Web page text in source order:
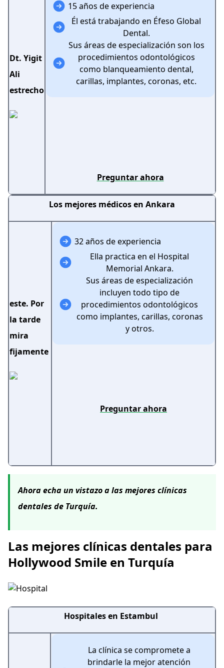
Dt. Yigit
Ali
estrecho
15 años de experiencia
Él está trabajando en Éfeso Global
Dental.
Sus áreas de especialización son los
procedimientos odontológicos
como blanqueamiento dental,
carillas, implantes, coronas, etc.
Preguntar ahora
Los mejores médicos en Ankara
este. Por
la tarde
mira
fijamente
32 años de experiencia
Ella practica en el Hospital
Memorial Ankara.
Sus áreas de especialización
incluyen todo tipo de
procedimientos odontológicos
como implantes, carillas, coronas
y otros.
Preguntar ahora
Ahora echa un vistazo a las mejores clínicas
dentales de Turquía.
Las mejores clínicas dentales para
Hollywood Smile en Turquía
Hospitales en Estambul
La clínica se compromete a
brindarle la mejor atención